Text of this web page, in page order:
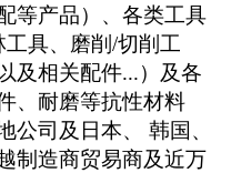
等产品）、各类工具
工具、磨削/切削工
及相关配件...）及各
、耐磨等抗性材料
公司及日本、 韩国、
制造商贸易商及近万